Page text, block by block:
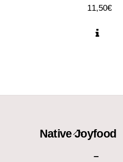
11,50€
Back
Native Joyfood
–